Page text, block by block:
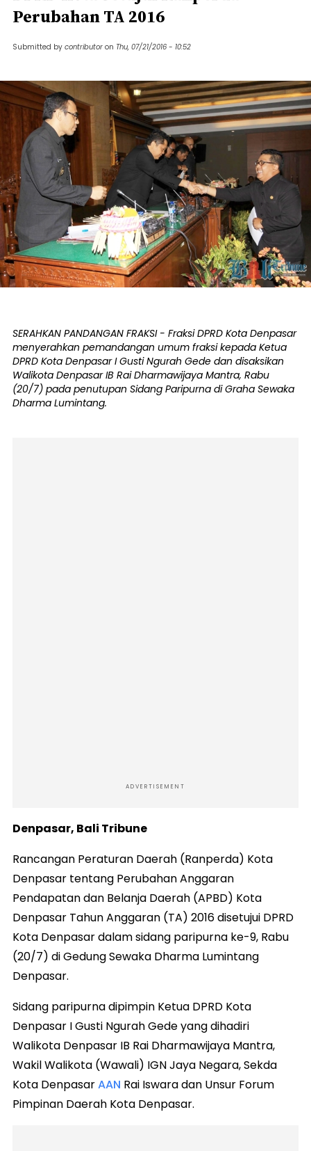
Perubahan TA 2016
Submitted by contributor on Thu, 07/21/2016 - 10:52
SERAHKAN PANDANGAN FRAKSI - Fraksi DPRD Kota Denpasar
menyerahkan pemandangan umum fraksi kepada Ketua
DPRD Kota Denpasar I Gusti Ngurah Gede dan disaksikan
Walikota Denpasar IB Rai Dharmawijaya Mantra, Rabu
(20/7) pada penutupan Sidang Paripurna di Graha Sewaka
Dharma Lumintang.
ADVERTISEMENT
Denpasar, Bali Tribune
Rancangan Peraturan Daerah (Ranperda) Kota
Denpasar tentang Perubahan Anggaran
Pendapatan dan Belanja Daerah (APBD) Kota
Denpasar Tahun Anggaran (TA) 2016 disetujui DPRD
Kota Denpasar dalam sidang paripurna ke-9, Rabu
(20/7) di Gedung Sewaka Dharma Lumintang
Denpasar.
Sidang paripurna dipimpin Ketua DPRD Kota
Denpasar I Gusti Ngurah Gede yang dihadiri
Walikota Denpasar IB Rai Dharmawijaya Mantra,
Wakil Walikota (Wawali) IGN Jaya Negara, Sekda
Kota DenpasarAAN Rai Iswara dan Unsur Forum
Pimpinan Daerah Kota Denpasar.